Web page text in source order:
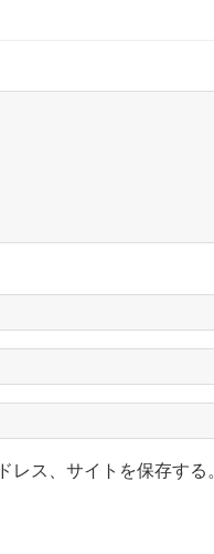
レス、サイトを保存する